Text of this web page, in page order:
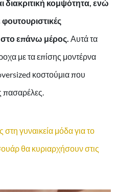
διακριτική κομψότητα, ενώ
στο επάνω μέρος. Αυτά τα
με τα επίσης μοντέρνα
κοστούμια που
πασαρέλες.
στη γυναικεία μόδα για το
θα κυριαρχήσουν στις